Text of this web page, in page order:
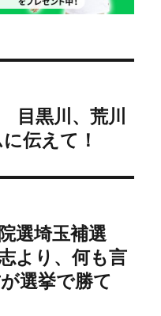
目黒川、荒川
伝えて！
院選埼玉補選
より、何も言
選挙で勝て